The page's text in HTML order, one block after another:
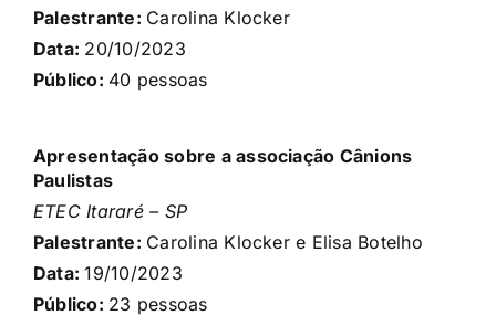
Palestrante: Carolina Klocker
Data: 20/10/2023
Público: 40 pessoas
Apresentação sobre a associação Cânions
Paulistas
ETEC Itararé – SP
Palestrante: Carolina Klocker e Elisa Botelho
Data:19/10/2023
Público: 23 pessoas